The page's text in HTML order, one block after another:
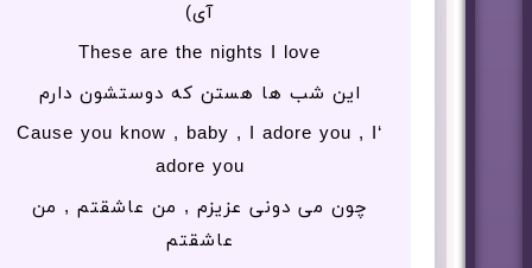
آی)
These are the nights I love
این شب ها هستن که دوستشون دارم
‘Cause you know , baby , I adore you , I
adore you
چون می دونی عزیزم , من عاشقتم , من
عاشقتم